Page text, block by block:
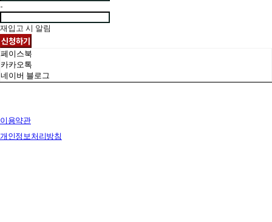
-
재입고 시 알림
신청하기
페이스북
카카오톡
네이버 블로그
이용약관
개인정보처리방침